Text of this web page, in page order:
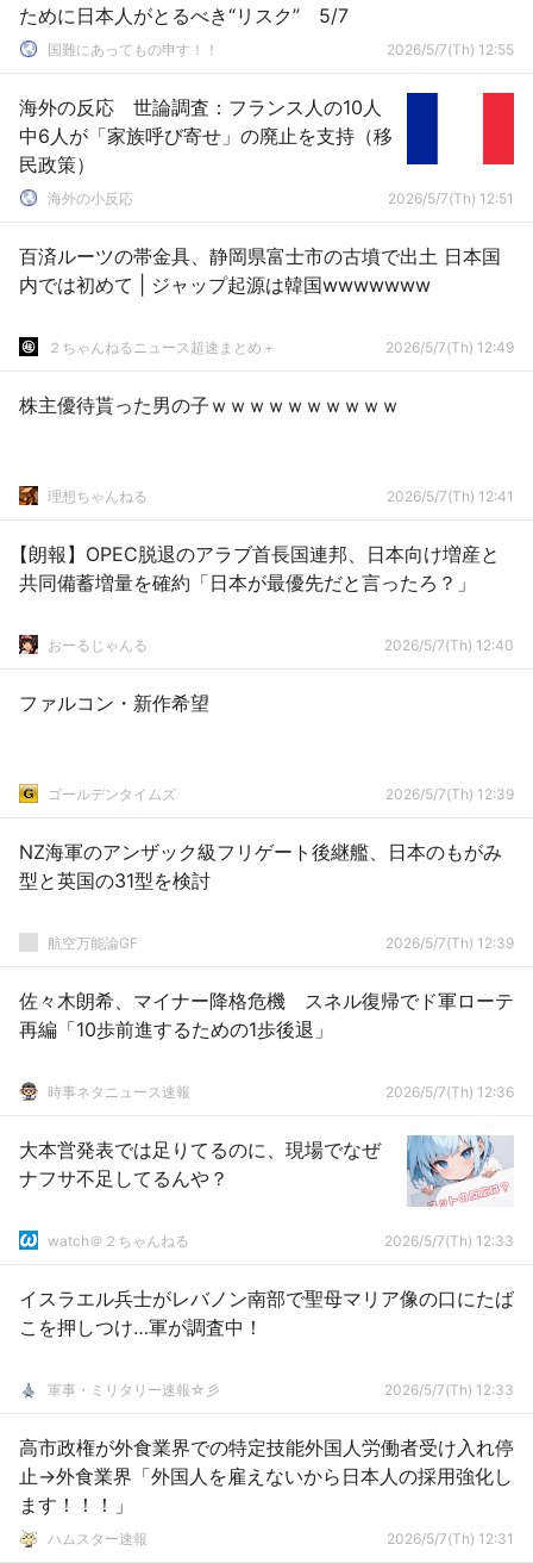
ために日本人がとるべき“リスク” 5/7
国難にあってもの申す！！ 2026/5/7(Th) 12:55
海外の反応 世論調査：フランス人の10人
中6人が「家族呼び寄せ」の廃止を支持（移
民政策）
海外の小反応 2026/5/7(Th) 12:51
百済ルーツの帯金具、静岡県富士市の古墳で出土 日本国
内では初めて | ジャップ起源は韓国wwwwwww
２ちゃんねるニュース超速まとめ＋ 2026/5/7(Th) 12:49
株主優待貰った男の子ｗｗｗｗｗｗｗｗｗｗ
理想ちゃんねる 2026/5/7(Th) 12:41
【朗報】OPEC脱退のアラブ首長国連邦、日本向け増産と
共同備蓄増量を確約「日本が最優先だと言ったろ？」
おーるじゃんる 2026/5/7(Th) 12:40
ファルコン・新作希望
ゴールデンタイムズ 2026/5/7(Th) 12:39
NZ海軍のアンザック級フリゲート後継艦、日本のもがみ
型と英国の31型を検討
航空万能論GF 2026/5/7(Th) 12:39
佐々木朗希、マイナー降格危機 スネル復帰でド軍ローテ
再編「10歩前進するための1歩後退」
時事ネタニュース速報 2026/5/7(Th) 12:36
大本営発表では足りてるのに、現場でなぜ
ナフサ不足してるんや？
watch＠２ちゃんねる 2026/5/7(Th) 12:33
イスラエル兵士がレバノン南部で聖母マリア像の口にたば
こを押しつけ…軍が調査中！
軍事・ミリタリー速報☆彡 2026/5/7(Th) 12:33
高市政権が外食業界での特定技能外国人労働者受け入れ停
止→外食業界「外国人を雇えないから日本人の採用強化し
ます！！！」
ハムスター速報 2026/5/7(Th) 12:31